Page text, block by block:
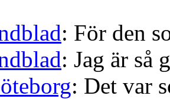
: För den
: Jag är så
: Det var